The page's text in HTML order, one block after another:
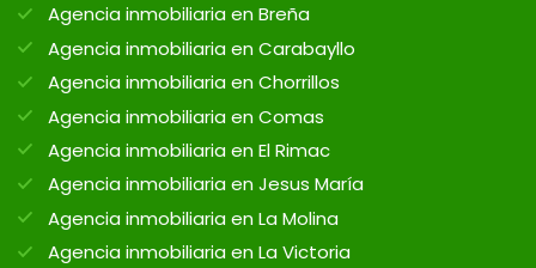
Agencia inmobiliaria en Breña
Agencia inmobiliaria en Carabayllo
Agencia inmobiliaria en Chorrillos
Agencia inmobiliaria en Comas
Agencia inmobiliaria en El Rimac
Agencia inmobiliaria en Jesus María
Agencia inmobiliaria en La Molina
Agencia inmobiliaria en La Victoria